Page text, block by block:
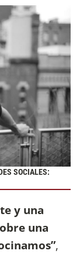
SOCIALES:
y una
una
,